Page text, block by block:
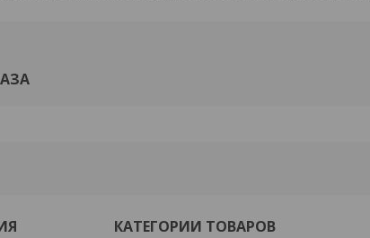
КАТЕГОРИИ ТОВАРОВ